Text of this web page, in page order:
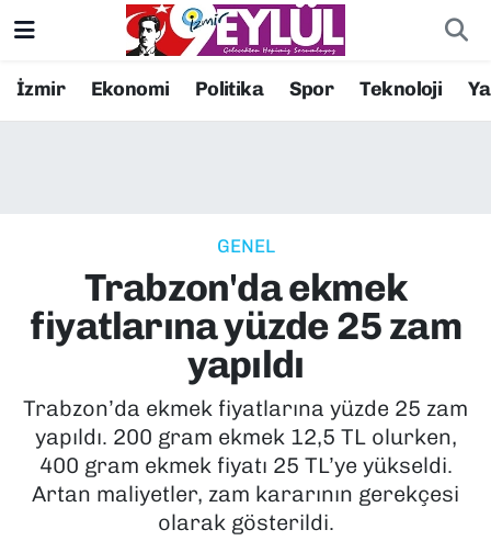
İzmir Ekonomi Politika Spor Teknoloji
GENEL
Trabzon'da ekmek
fiyatlarına yüzde 25 zam
yapıldı
Trabzon’da ekmek fiyatlarına yüzde 25 zam
yapıldı. 200 gram ekmek 12,5 TL olurken,
400 gram ekmek fiyatı 25 TL’ye yükseldi.
Artan maliyetler, zam kararının gerekçesi
olarak gösterildi.
Resmi İlanlar
EKONOMİ
KÜLTÜR SANAT
MAGAZİN
POLİTİKA
Konak Nöbetçi Eczaneler
Süper Lig Puan Durumu ve Fikstür
Tüm Manşetler
Son Dakika Haberleri
Haber Arşivi